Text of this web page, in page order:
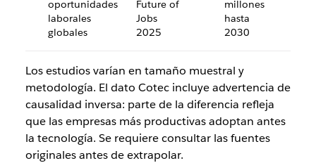
oportunidades
laborales
globales
Future of
Jobs
2025
millones
hasta
2030
Los estudios varían en tamaño muestral y
metodología. El dato Cotec incluye advertencia de
causalidad inversa: parte de la diferencia refleja
que las empresas más productivas adoptan antes
la tecnología. Se requiere consultar las fuentes
originales antes de extrapolar.